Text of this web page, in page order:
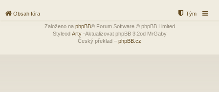
Obsah fóra Tým
Založeno na phpBB® Forum Software © phpBB Limited
Styleod Arty-Aktualizovat phpBB 3.2od MrGaby
Český překlad – phpBB.cz